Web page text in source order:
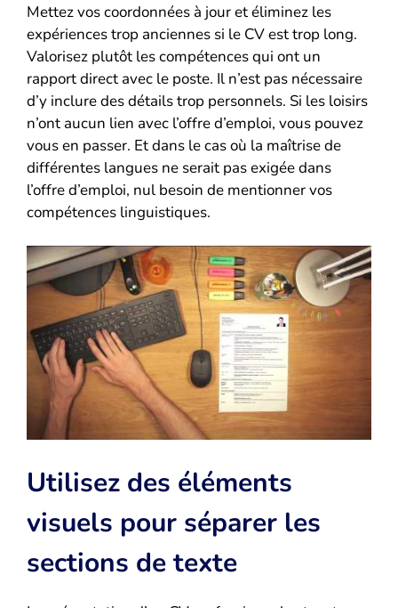
Mettez vos coordonnées à jour et éliminez les
expériences trop anciennes si le CV est trop long.
Valorisez plutôt les compétences qui ont un
rapport direct avec le poste. Il n’est pas nécessaire
d’y inclure des détails trop personnels. Si les loisirs
n’ont aucun lien avec l’offre d’emploi, vous pouvez
vous en passer. Et dans le cas où la maîtrise de
différentes langues ne serait pas exigée dans
l’offre d’emploi, nul besoin de mentionner vos
compétences linguistiques.
Utilisez des éléments
visuels pour séparer les
sections de texte